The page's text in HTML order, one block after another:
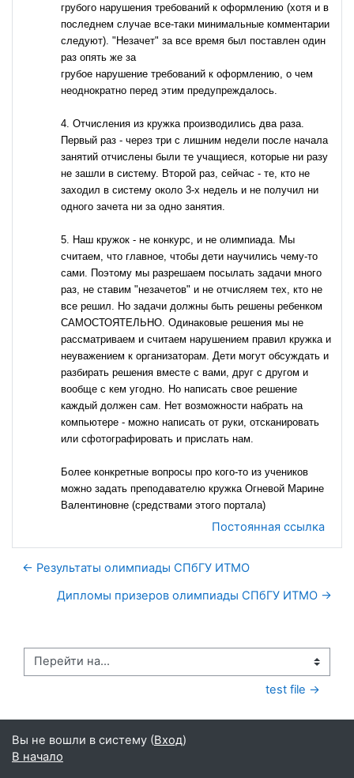
грубого нарушения требований к оформлению (хотя и в
последнем случае все-таки минимальные комментарии
следуют). "Незачет" за все время был поставлен один
раз опять же за
грубое нарушение требований к оформлению, о чем
неоднократно перед этим предупреждалось.
4. Отчисления из кружка производились два раза.
Первый раз - через три с лишним недели после начала
занятий отчислены были те учащиеся, которые ни разу
не зашли в систему. Второй раз, сейчас - те, кто не
заходил в систему около 3-х недель и не получил ни
одного зачета ни за одно занятия.
5. Наш кружок - не конкурс, и не олимпиада. Мы
считаем, что главное, чтобы дети научились чему-то
сами. Поэтому мы разрешаем посылать задачи много
раз, не ставим "незачетов" и не отчисляем тех, кто не
все решил. Но задачи должны быть решены ребенком
САМОСТОЯТЕЛЬНО. Одинаковые решения мы не
рассматриваем и считаем нарушением правил кружка и
неуважением к организаторам. Дети могут обсуждать и
разбирать решения вместе с вами, друг с другом и
вообще с кем угодно. Но написать свое решение
каждый должен сам. Нет возможности набрать на
компьютере - можно написать от руки, отсканировать
или сфотографировать и прислать нам.
Более конкретные вопросы про кого-то из учеников
можно задать преподавателю кружка Огневой Марине
Валентиновне (средствами этого портала)
Постоянная ссылка
← Результаты олимпиады СПбГУ ИТМО
Дипломы призеров олимпиады СПбГУ ИТМО →
Перейти на...
test file →
Вы не вошли в систему (Вход)
В начало